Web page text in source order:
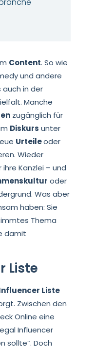
Content. So wie
und andere
auch in der
Manche
zugänglich für
Diskurs unter
Urteileoder
Wieder
Kanzlei – und
oder
Was aber
haben: Sie
Thema
damit
Liste
Liste
Zwischen den
Online eine
Influencer
sollte”. Doch